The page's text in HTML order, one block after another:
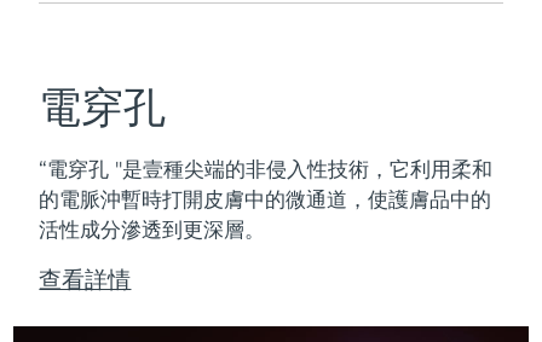
電穿孔
“電穿孔 "是壹種尖端的非侵入性技術，它利用柔和
的電脈沖暫時打開皮膚中的微通道，使護膚品中的
活性成分滲透到更深層。
查看詳情